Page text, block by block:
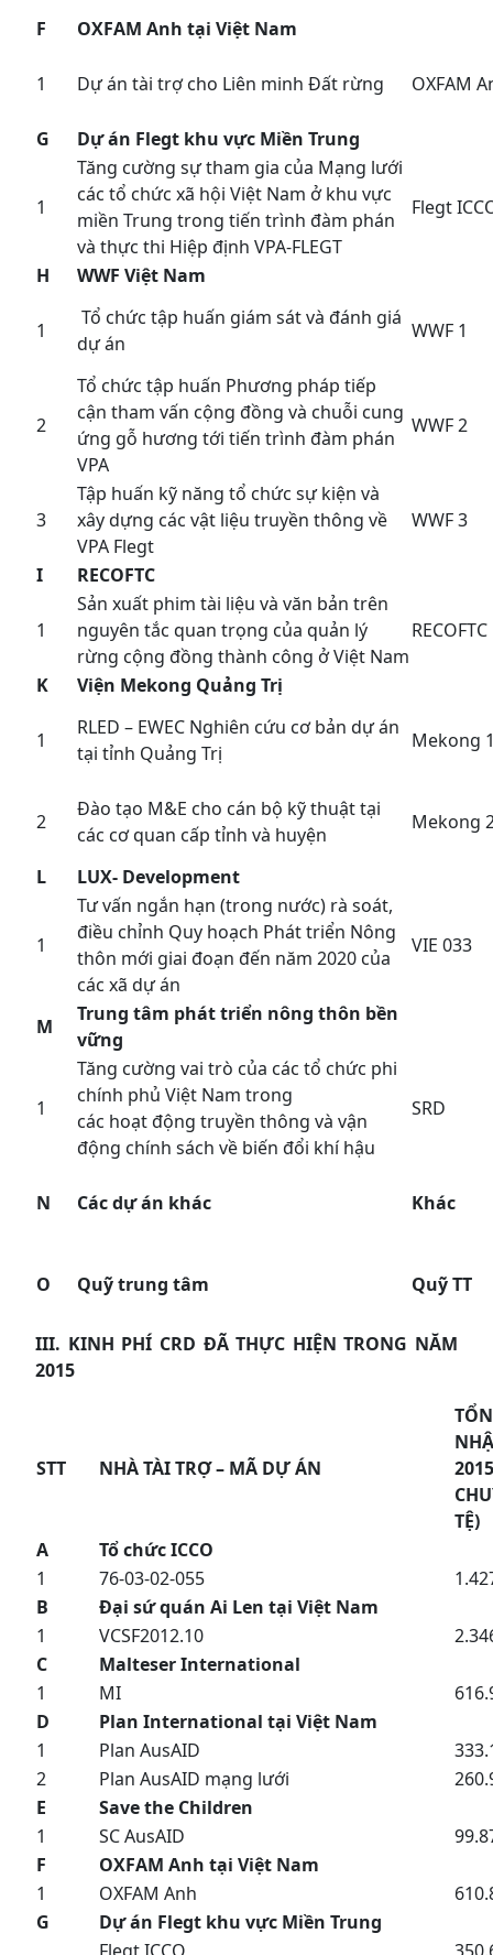
F OXFAM Anh tại Việt Nam
1 Dự án tài trợ cho Liên minh Đất rừng OXFAM
G Dự án Flegt khu vực Miền Trung
1
Tăng cường sự tham gia của Mạng lưới
các tổ chức xã hội Việt Nam ở khu vực
miền Trung trong tiến trình đàm phán
và thực thi Hiệp định VPA-FLEGT
Flegt
H WWF Việt Nam
1
Tổ chức tập huấn giám sát và đánh giá
dự án
WWF 1
2
Tổ chức tập huấn Phương pháp tiếp
cận tham vấn cộng đồng và chuỗi cung
ứng gỗ hương tới tiến trình đàm phán
VPA
WWF 2
3
Tập huấn kỹ năng tổ chức sự kiện và
xây dựng các vật liệu truyền thông về
VPA Flegt
WWF 3
I RECOFTC
1
Sản xuất phim tài liệu và văn bản trên
nguyên tắc quan trọng của quản lý
rừng cộng đồng thành công ở Việt Nam
RECOFTC
K Viện Mekong Quảng Trị
1
RLED – EWEC Nghiên cứu cơ bản dự án
tại tỉnh Quảng Trị
Mekong
2
Đào tạo M&E cho cán bộ kỹ thuật tại
các cơ quan cấp tỉnh và huyện
Mekong
L LUX- Development
1
Tư vấn ngắn hạn (trong nước) rà soát,
điều chỉnh Quy hoạch Phát triển Nông
thôn mới giai đoạn đến năm 2020 của
các xã dự án
VIE 033
M
Trung tâm phát triển nông thôn bền
vững
1
Tăng cường vai trò của các tổ chức phi
chính phủ Việt Nam trong
các hoạt động truyền thông và vận
động chính sách về biến đổi khí hậu
SRD
N Các dự án khác Khác
O Quỹ trung tâm Quỹ TT
III. KINH PHÍ CRD ĐÃ THỰC HIỆN TRONG NĂM
2015
STT NHÀ TÀI TRỢ – MÃ DỰ ÁN
TỆ)
A
Tổ chức ICCO
1
76-03-02-055
B
Đại sứ quán Ai Len tại Việt Nam
1
VCSF2012.10
C
Malteser International
1
MI
D
Plan International tại Việt Nam
1
Plan AusAID
2
Plan AusAID mạng lưới
E
Save the Children
1
SC AusAID
F
OXFAM Anh tại Việt Nam
1
OXFAM Anh
G
Dự án Flegt khu vực Miền Trung